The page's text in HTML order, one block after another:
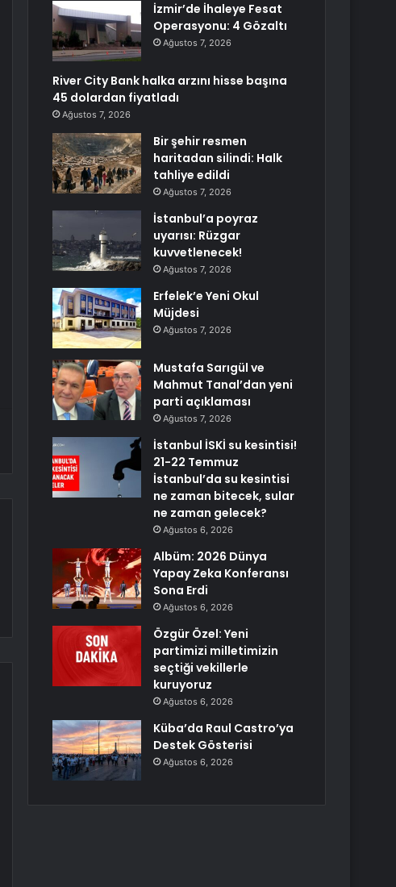
İzmir’de İhaleye Fesat
Operasyonu: 4 Gözaltı
Ağustos 7, 2026
River City Bank halka arzını hisse başına
45 dolardan fiyatladı
Ağustos 7, 2026
Bir şehir resmen
haritadan silindi: Halk
tahliye edildi
Ağustos 7, 2026
İstanbul’a poyraz
uyarısı: Rüzgar
kuvvetlenecek!
Ağustos 7, 2026
Erfelek’e Yeni Okul
Müjdesi
Ağustos 7, 2026
Mustafa Sarıgül ve
Mahmut Tanal’dan yeni
parti açıklaması
Ağustos 7, 2026
İstanbul İSKİ su kesintisi!
21-22 Temmuz
İstanbul’da su kesintisi
ne zaman bitecek, sular
ne zaman gelecek?
Ağustos 6, 2026
Albüm: 2026 Dünya
Yapay Zeka Konferansı
Sona Erdi
Ağustos 6, 2026
Özgür Özel: Yeni
partimizi milletimizin
seçtiği vekillerle
kuruyoruz
Ağustos 6, 2026
Küba’da Raul Castro’ya
Destek Gösterisi
Ağustos 6, 2026